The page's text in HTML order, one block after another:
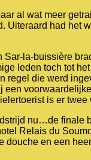
al wat meer
Uiteraard had het
Sar-la-buissière
leden toch tot
regel die werd
een
is er twee
nu…de finale
Relais du
douche en een